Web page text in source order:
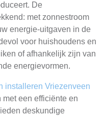
De
met zonnestroom
energie-uitgaven in de
voor huishoudens en
of afhankelijk zijn van
energievormen.
installeren Vriezenveen
een efficiënte en
deskundige